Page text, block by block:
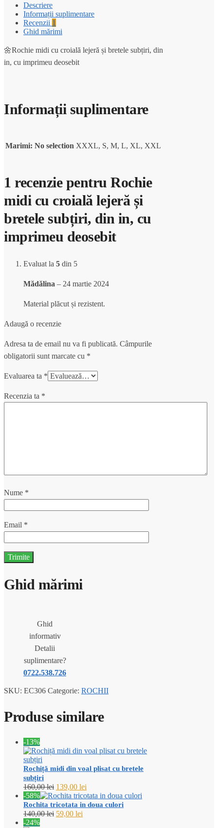
Descriere
Informații suplimentare
Recenzii 1
Ghid mărimi
🌼Rochie midi cu croială lejeră și bretele subțiri, din
in, cu imprimeu deosebit
Informații suplimentare
Marimi: No selection XXXL, S, M, L, XL, XXL
1 recenzie pentru Rochie
midi cu croială lejeră și
bretele subțiri, din in, cu
imprimeu deosebit
Evaluat la 5 din 5
Mădălina – 24 martie 2024
Material plăcut și rezistent.
Adaugă o recenzie
Adresa ta de email nu va fi publicată. Câmpurile
obligatorii sunt marcate cu *
Evaluarea ta *
Recenzia ta *
Nume *
Email *
Ghid mărimi
Ghid
informativ
Detalii
suplimentare?
0722.538.726
SKU: EC306 Categorie: ROCHII
Produse similare
-13%
Rochiță midi din voal plisat cu bretele
subțiri
160,00lei Prețul
inițial
a
fost:
139,00 lei
curent
este:
-58%
Rochita tricotata in doua culori
140,00lei Prețul
59,00 lei
-24%